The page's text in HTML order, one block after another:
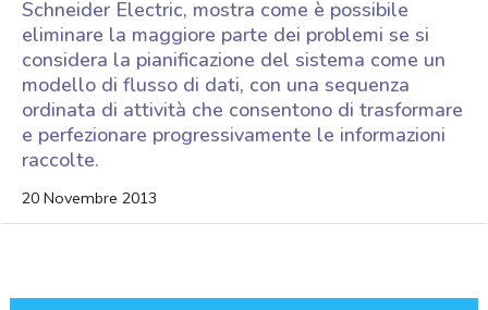
Schneider Electric, mostra come è possibile
eliminare la maggiore parte dei problemi se si
considera la pianificazione del sistema come un
modello di flusso di dati, con una sequenza
ordinata di attività che consentono di trasformare
e perfezionare progressivamente le informazioni
raccolte.
20 Novembre 2013